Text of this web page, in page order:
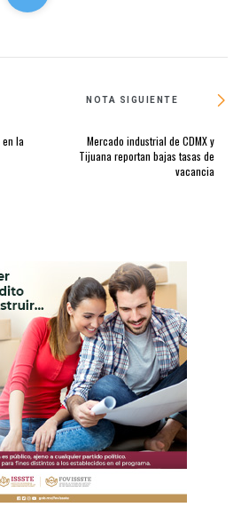
la
NOTA SIGUIENTE
Mercado industrial de CDMX y
Tijuana reportan bajas tasas de
vacancia